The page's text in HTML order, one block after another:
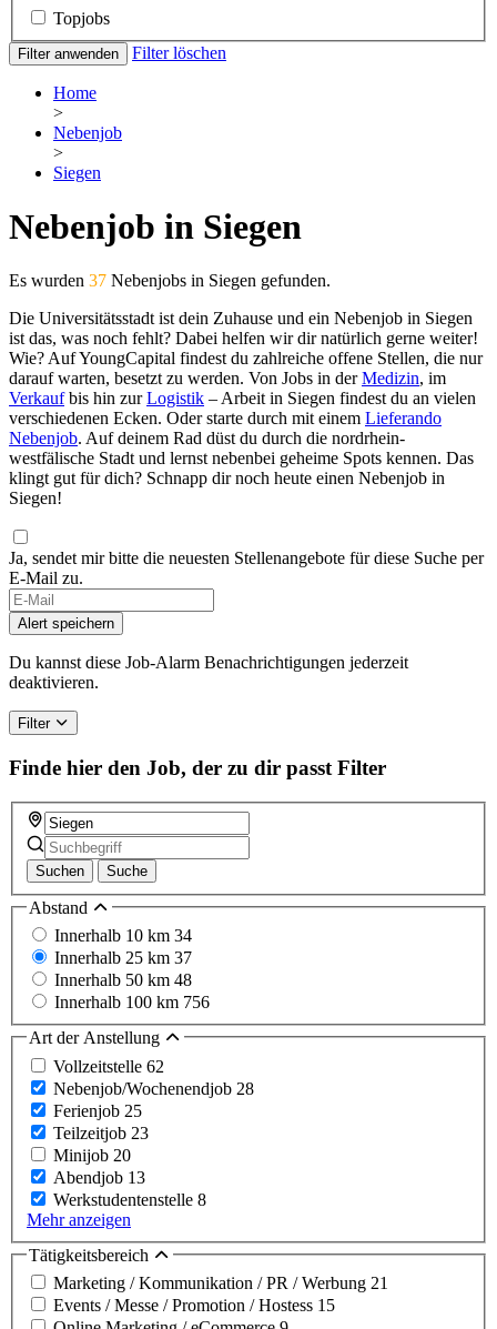
Topjobs
Filter anwenden Filter löschen
Home
>
Nebenjob
>
Siegen
Nebenjob in Siegen
Es wurden 37 Nebenjobs in Siegen gefunden.
Die Universitätsstadt ist dein Zuhause und ein Nebenjob in Siegen
ist das, was noch fehlt? Dabei helfen wir dir natürlich gerne weiter!
Wie? Auf YoungCapital findest du zahlreiche offene Stellen, die nur
darauf warten, besetzt zu werden. Von Jobs in derMedizin, im
Verkaufbis hin zurLogistik – Arbeit in Siegen findest du an vielen
verschiedenen Ecken. Oder starte durch mit einem Lieferando
Nebenjob. Auf deinem Rad düst du durch die nordrhein-
westfälische Stadt und lernst nebenbei geheime Spots kennen. Das
klingt gut für dich? Schnapp dir noch heute einen Nebenjob in
Siegen!
Ja, sendet mir bitte die neuesten Stellenangebote für diese Suche per
E-Mail zu.
Alert speichern
Du kannst diese Job-Alarm Benachrichtigungen jederzeit
deaktivieren.
Filter
Finde hier den Job, der zu dir passt Filter
Suchen Suche
Abstand
Innerhalb 10 km 34
Innerhalb 25 km 37
Innerhalb 50 km 48
Innerhalb 100 km 756
Art der Anstellung
Vollzeitstelle 62
Nebenjob/Wochenendjob 28
Ferienjob 25
Teilzeitjob 23
Minijob 20
Abendjob 13
Werkstudentenstelle 8
Mehr anzeigen
Tätigkeitsbereich
Marketing / Kommunikation / PR / Werbung 21
Events / Messe / Promotion / Hostess 15